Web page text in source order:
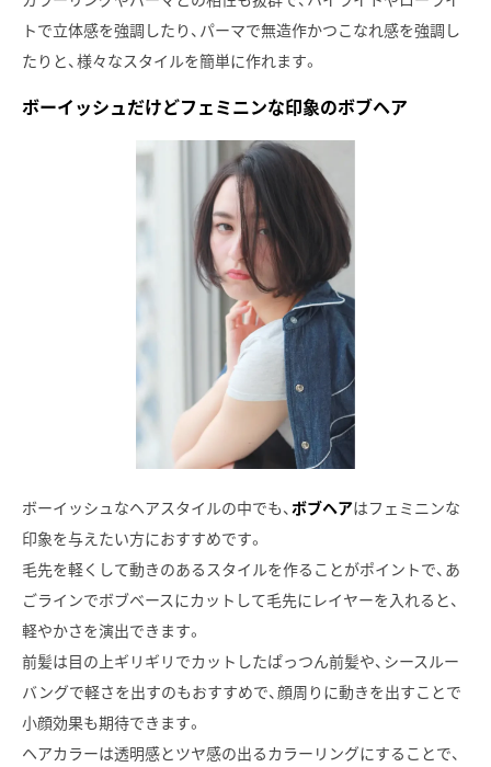
トで立体感を強調したり、パーマで無造作かつこなれ感を強調し
たりと、様々なスタイルを簡単に作れます。
ボーイッシュだけどフェミニンな印象のボブヘア
ボーイッシュなヘアスタイルの中でも、 ボブヘアはフェミニンな
印象を与えたい方におすすめです。
毛先を軽くして動きのあるスタイルを作ることがポイントで、あ
ごラインでボブベースにカットして毛先にレイヤーを入れると、
軽やかさを演出できます。
前髪は目の上ギリギリでカットしたぱっつん前髪や、シースルー
バングで軽さを出すのもおすすめで、顔周りに動きを出すことで
小顔効果も期待できます。
ヘアカラーは透明感とツヤ感の出るカラーリングにすることで、